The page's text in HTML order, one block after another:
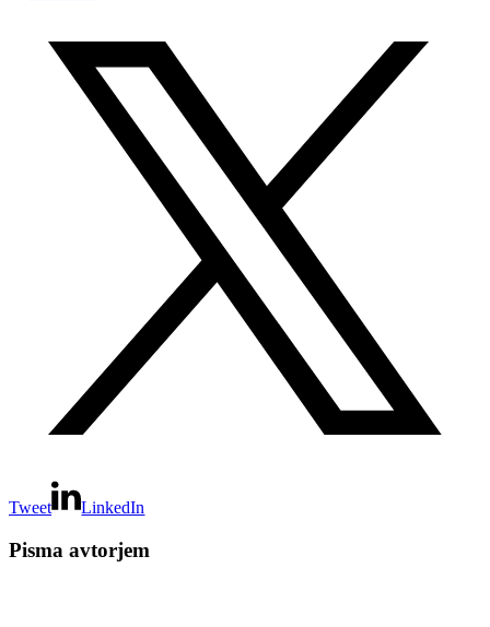
Tweet LinkedIn
Pisma avtorjem